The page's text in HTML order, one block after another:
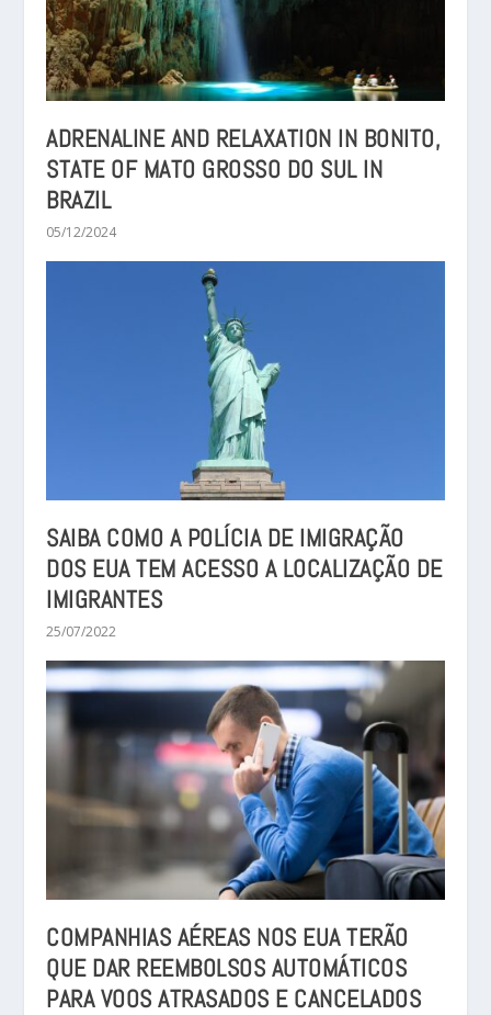
ADRENALINE AND RELAXATION IN BONITO,
STATE OF MATO GROSSO DO SUL IN
BRAZIL
05/12/2024
SAIBA COMO A POLÍCIA DE IMIGRAÇÃO
DOS EUA TEM ACESSO A LOCALIZAÇÃO DE
IMIGRANTES
25/07/2022
COMPANHIAS AÉREAS NOS EUA TERÃO
QUE DAR REEMBOLSOS AUTOMÁTICOS
PARA VOOS ATRASADOS E CANCELADOS